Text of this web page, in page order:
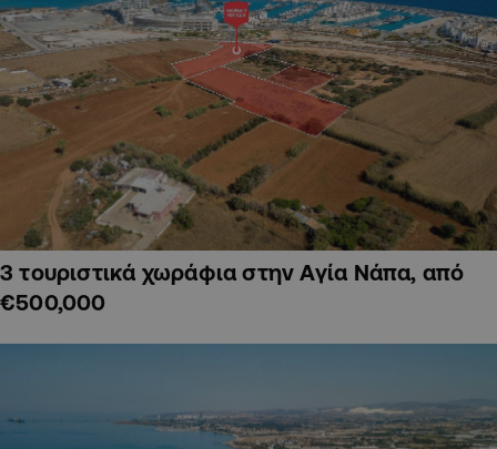
3 τουριστικά χωράφια στην Αγία Νάπα, από
€500,000